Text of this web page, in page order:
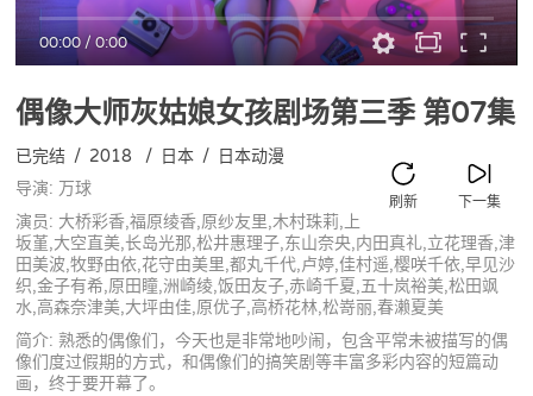
00:00/0:00
偶像大师灰姑娘女孩剧场第三季第07集
下一集
刷新
已完结 / 2018 / 日本 / 日本动漫
导演: 万球
演员: 大桥彩香,福原绫香,原纱友里,木村珠莉,上
坂堇,大空直美,长岛光那,松井惠理子,东山奈央,内田真礼,立花理香,津
田美波,牧野由依,花守由美里,都丸千代,卢婷,佳村遥,樱咲千依,早见沙
织,金子有希,原田瞳,洲崎绫,饭田友子,赤崎千夏,五十岚裕美,松田飒
水,高森奈津美,大坪由佳,原优子,高桥花林,松嵜丽,春濑夏美
简介: 熟悉的偶像们，今天也是非常地吵闹，包含平常未被描写的偶
像们度过假期的方式，和偶像们的搞笑剧等丰富多彩内容的短篇动
画，终于要开幕了。